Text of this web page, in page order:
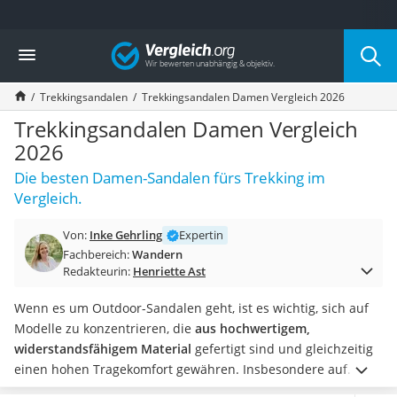
Die beliebtesten Vergleiche nach Kategorie
Freizeit & Sport
Gartentrampolin
Trampolin
Metalldetektor
Eufab-Fahrradträger
Trampolin 366 cm
Fahrradschloss
Aluminium-Koffer
Air Bike
E-Bike-Dreirad
Trekkingschuhe Herren
Reisetasche mit Rollen
Klimmzugstation
Koffer
Nachtsichtgerät
Faltschloss
Vergleich
Trekkingsandalen Trekkingsandalen Damen Vergleich 2026
Trekkingsandalen Damen Vergleich
2026
Die besten Damen-Sandalen fürs Trekking im
Vergleich.
Von: Inke Gehrling
Expertin
Fachbereich:Wandern
Redakteurin: Henriette Ast
Wenn es um Outdoor-Sandalen geht, ist es wichtig, sich auf
Modelle zu konzentrieren, die aus hochwertigem,
widerstandsfähigem Material gefertigt sind und gleichzeitig
einen hohen Tragekomfort gewähren. Insbesondere auf
langen Wanderungen gewinnt dieses Bedürfnis zunehmend